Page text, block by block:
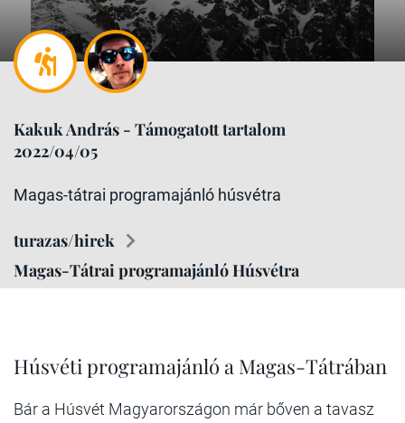
Kakuk András - Támogatott tartalom
2022/04/05
Magas-tátrai programajánló húsvétra
turazas/hirek
Magas-Tátrai programajánló Húsvétra
Húsvéti programajánló a Magas-Tátrában
Bár a Húsvét Magyarországon már bőven a tavasz